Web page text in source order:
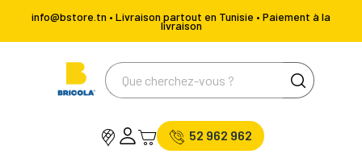
info@bstore.tn • Livraison partout en Tunisie • Paiement à la
livraison
52 962 962